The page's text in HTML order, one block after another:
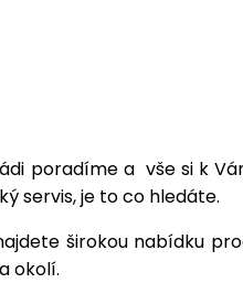
poradíme a vše si k
servis, je to co hledáte.
širokou nabídku
okolí.